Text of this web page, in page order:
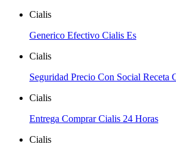
Cialis
Generico Efectivo Cialis Es
Cialis
Seguridad Precio Con Social Receta
Cialis
Entrega Comprar Cialis 24 Horas
Cialis